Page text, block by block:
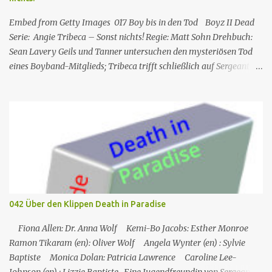
Hans Nitschke Erich Räuker Heinz Giese Major Frank
„Frettchengesicht“ Burns Larry Linville Uwe Paulsen (...
Embed from Getty Images 017 Boy bis in den Tod Boyz II Dead
Serie: Angie Tribeca – Sonst nichts! Regie: Matt Sohn Drehbuch:
Sean Lavery Geils und Tanner untersuchen den mysteriösen Tod
eines Boyband-Mitglieds; Tribeca trifft schließlich auf Sergeant
Rubinek, Chris Kirkpatrick, Aaron Carter, Colton Dunn und Joe
Jonas Die Serie Angie Tribeca – Sonst nichts! , welche eine
Persiflage auf verschiedene Polizei- und Krimiserien ist, wurde
erdacht vom Komiker Steve Carell und dessen Ehefrau Nancy
Walls Carell . Gastdarsteller in Staffel 2 : Busy Philipps ,Rhys
Darby , Heather Graham, Saul Rubinek und James Franco
Hauptbesetzung Rollenname Schauspieler Hauptrolle
Synchrondarsteller Det. Angela „Angie“ Tribeca Rashida Jones
1.01– Angela Wiederhut Jay Geils Hayes M...
042 Über den Klippen Death in Paradise
Fiona Allen: Dr. Anna Wolf Kemi-Bo Jacobs: Esther Monroe
Ramon Tikaram (en): Oliver Wolf Angela Wynter (en) : Sylvie
Baptiste Monica Dolan: Patricia Lawrence Caroline Lee-